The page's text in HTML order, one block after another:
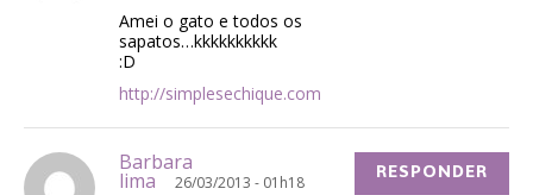
Amei o gato e todos os
sapatos…kkkkkkkkkk
:D
http://simplesechique.com
Barbara
lima 26/03/2013 - 01h18 RESPONDER